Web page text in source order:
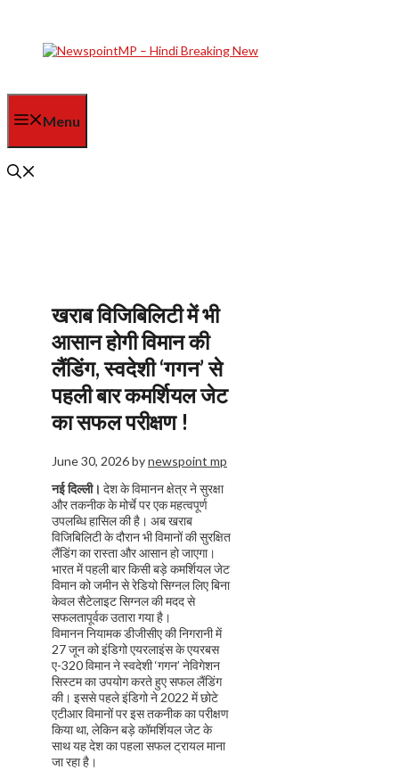
content
Menu
खराब विजिबिलिटी में भी
आसान होगी विमान की
लैंडिंग, स्वदेशी ‘गगन’ से
पहली बार कमर्शियल जेट
का सफल परीक्षण !
June 30, 2026bynewspoint mp
नई दिल्ली। देश के विमानन क्षेत्र ने सुरक्षा
और तकनीक के मोर्चे पर एक महत्वपूर्ण
उपलब्धि हासिल की है। अब खराब
विजिबिलिटी के दौरान भी विमानों की सुरक्षित
लैंडिंग का रास्ता और आसान हो जाएगा।
भारत में पहली बार किसी बड़े कमर्शियल जेट
विमान को जमीन से रेडियो सिग्नल लिए बिना
केवल सैटेलाइट सिग्नल की मदद से
सफलतापूर्वक उतारा गया है।
विमानन नियामक डीजीसीए की निगरानी में
27 जून को इंडिगो एयरलाइंस के एयरबस
ए-320 विमान ने स्वदेशी ‘गगन’ नेविगेशन
सिस्टम का उपयोग करते हुए सफल लैंडिंग
की। इससे पहले इंडिगो ने 2022 में छोटे
एटीआर विमानों पर इस तकनीक का परीक्षण
किया था, लेकिन बड़े कॉमर्शियल जेट के
साथ यह देश का पहला सफल ट्रायल माना
जा रहा है।